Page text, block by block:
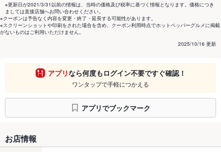
※更新日が2021/3/31以前の情報は、当時の価格及び税率に基づく情報となります。価格につき
ましては直接店舗へお問い合わせください。
※クーポンは予告なく内容を変更・終了・延長する可能性があります。
※スクリーンショットや印刷をされた場合を含め、クーポン利用時点でホットペッパーグルメに掲載
がないものはご利用いただけません。
2025/10/16 更新
アプリなら何度もログイン不要ですぐ確認！
ワンタップで手軽につかえる
アプリでブックマーク
お店情報